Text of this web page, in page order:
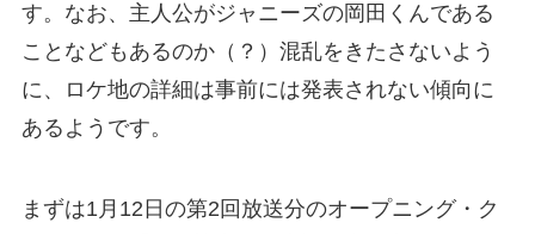
す。なお、主人公がジャニーズの岡田くんである
ことなどもあるのか（？）混乱をきたさないよう
に、ロケ地の詳細は事前には発表されない傾向に
あるようです。
まずは1月12日の第2回放送分のオープニング・ク